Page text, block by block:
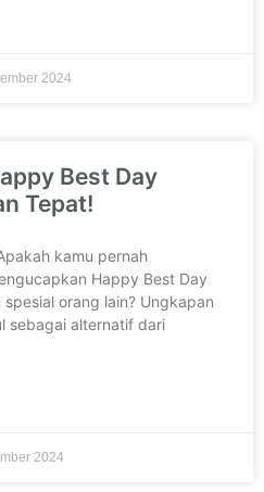
2024
Best Day
Tepat!
kamu pernah
Happy Best Day
orang lain? Ungkapan
sebagai alternatif dari
2024